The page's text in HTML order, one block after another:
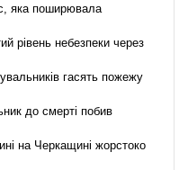
яка поширювала
рівень небезпеки через
гасять пожежу
до смерті побив
на Черкащині жорстоко